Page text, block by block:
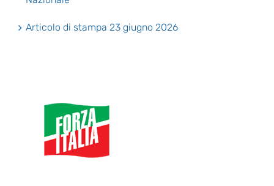
Articolo di stampa 23 giugno 2026